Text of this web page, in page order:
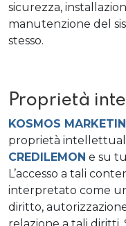
sicurezza,
manutenzione del
stesso.
Proprietà
KOSMOS
proprietà
CREDILEMON e su
L’accesso a tali
interpretato come
diritto,